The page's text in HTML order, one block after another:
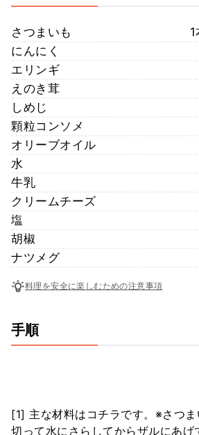
さつまいも
にんにく
エリンギ
えのき茸
しめじ
顆粒コンソメ
オリーブオイル
水
牛乳
クリームチーズ
塩
胡椒
ナツメグ
料理を安全に楽しむための注意事項
手順
[1] 主な材料はコチラです。※さつま
切って水にさらしてからザルにあげ